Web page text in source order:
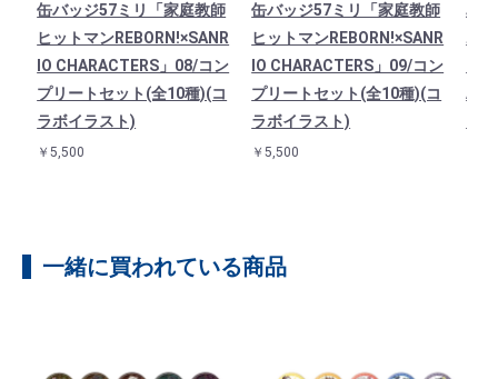
缶バッジ57ミリ「家庭教師
ヒットマンREBORN!×SANR
IO CHARACTERS」08/コン
プリートセット(全10種)(コ
ラボイラスト)
￥5,500
缶バッジ57ミリ「家庭教師
ヒットマンREBORN!×SANR
IO CHARACTERS」09/コン
プリートセット(全10種)(コ
ラボイラスト)
￥5,500
星
ホ
一緒に買われている商品